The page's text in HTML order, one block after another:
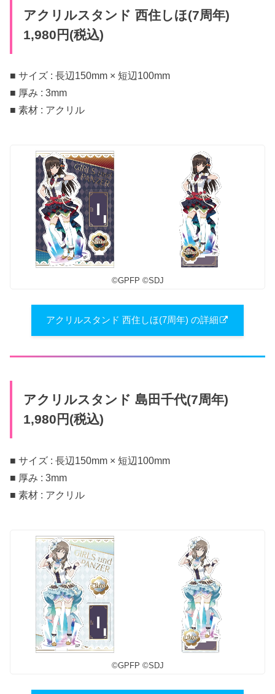
アクリルスタンド 西住しほ(7周年)
1,980円(税込)
■ サイズ : 長辺150mm × 短辺100mm
■ 厚み : 3mm
■ 素材 : アクリル
©︎GPFP ©︎SDJ
アクリルスタンド 西住しほ(7周年) の詳細
アクリルスタンド 島田千代(7周年)
1,980円(税込)
■ サイズ : 長辺150mm × 短辺100mm
■ 厚み : 3mm
■ 素材 : アクリル
©︎GPFP ©︎SDJ